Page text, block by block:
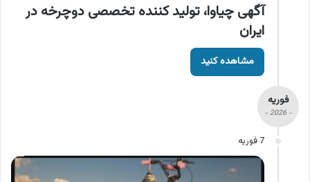
آگهی چیاوا، تولید کننده تخصصی دوچرخه در
ایران
مشاهده کنید
فوریه
- 2026 -
7 فوریه